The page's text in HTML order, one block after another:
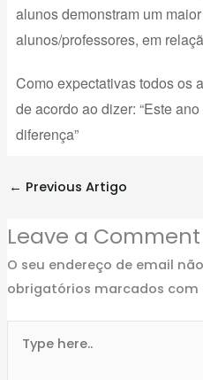
alunos demonstram um
alunos/professores, em
Como expectativas todos os
de acordo ao dizer: “Este
diferença”
← Previous Artigo
Leave a Comment
O seu endereço de email
obrigatórios marcados com
here..